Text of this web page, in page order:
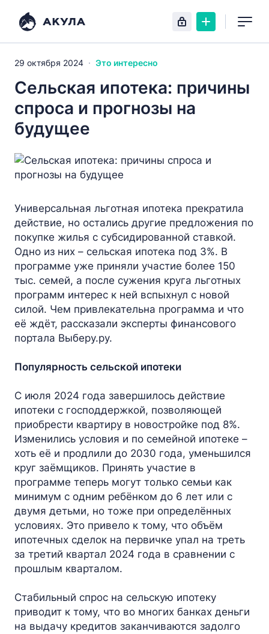
29 октября 2024 Это интересно
Сельская ипотека: причины
спроса и прогнозы на
будущее
Универсальная льготная ипотека прекратила
действие, но остались другие предложения по
покупке жилья с субсидированной ставкой.
Одно из них – сельская ипотека под 3%. В
программе уже приняли участие более 150
тыс. семей, а после сужения круга льготных
программ интерес к ней вспыхнул с новой
силой. Чем привлекательна программа и что
её ждёт, рассказали эксперты финансового
портала Выберу.ру.
Популярность сельской ипотеки
С июля 2024 года завершилось действие
ипотеки с господдержкой, позволяющей
приобрести квартиру в новостройке под 8%.
Изменились условия и по семейной ипотеке –
хоть её и продлили до 2030 года, уменьшился
круг заёмщиков. Принять участие в
программе теперь могут только семьи как
минимум с одним ребёнком до 6 лет или с
двумя детьми, но тоже при определённых
условиях. Это привело к тому, что объём
ипотечных сделок на первичке упал на треть
за третий квартал 2024 года в сравнении с
прошлым кварталом.
Стабильный спрос на сельскую ипотеку
приводит к тому, что во многих банках деньги
на выдачу кредитов заканчиваются задолго